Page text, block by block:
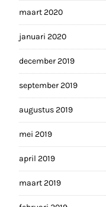
maart 2020
januari 2020
december 2019
september 2019
augustus 2019
mei 2019
april 2019
maart 2019